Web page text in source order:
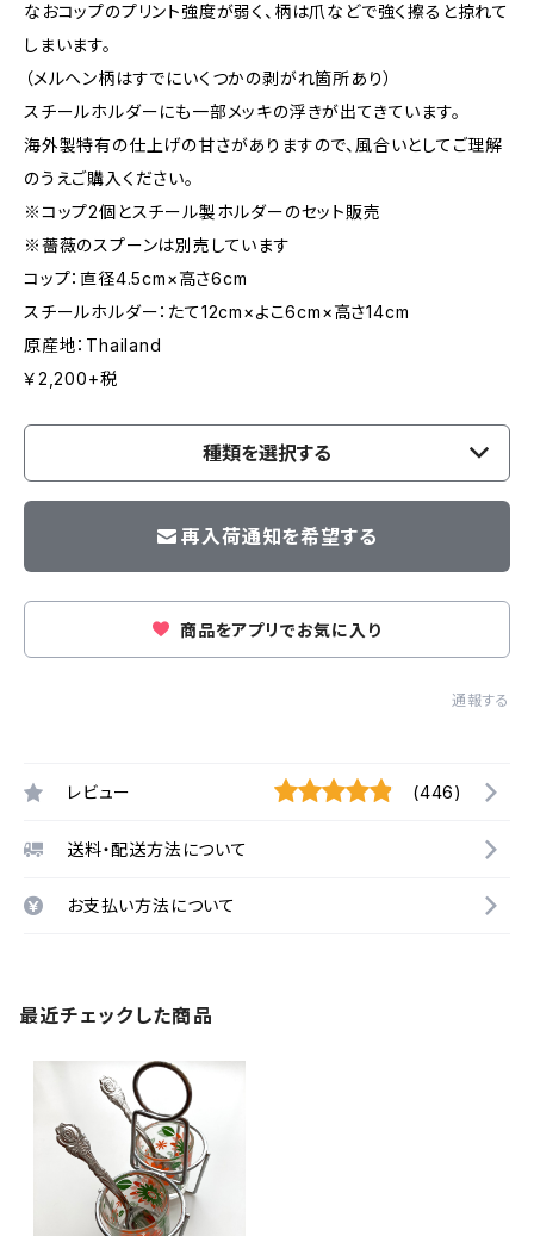
なおコップのプリント強度が弱く、柄は爪などで強く擦ると掠れて
しまいます。
（メルヘン柄はすでにいくつかの剥がれ箇所あり）
スチールホルダーにも一部メッキの浮きが出てきています。
海外製特有の仕上げの甘さがありますので、風合いとしてご理解
のうえご購入ください。
※コップ2個とスチール製ホルダーのセット販売
※薔薇のスプーンは別売しています
コップ：直径4.5cm×高さ6cm
スチールホルダー：たて12cm×よこ6cm×高さ14cm
原産地：Thailand
￥2,200+税
種類を選択する
再入荷通知を希望する
商品をアプリでお気に入り
通報する
レビュー (446)
送料・配送方法について
お支払い方法について
最近チェックした商品